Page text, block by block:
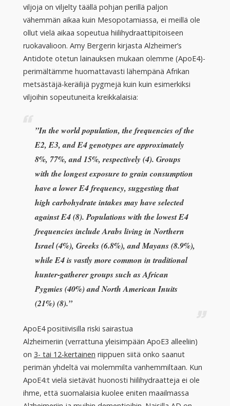
viljoja on viljelty täällä pohjan perillä paljon
vähemmän aikaa kuin Mesopotamiassa, ei meillä ole
ollut vielä aikaa sopeutua hiilihydraattipitoiseen
ruokavalioon. Amy Bergerin kirjasta Alzheimer’s
Antidote otetun lainauksen mukaan olemme (ApoE4)-
perimältämme huomattavasti lähempänä Afrikan
metsästäjä-keräilijä pygmejä kuin kuin esimerkiksi
viljoihin sopeutuneita kreikkalaisia:
”In the world population, the frequencies of the
E2, E3, and E4 genotypes are approximately
8%, 77%, and 15%, respectively (4). Groups
with the longest exposure to grain consumption
have a lower E4 frequency, suggesting that
high carbohydrate intakes may have selected
against E4 (8). Populations with the lowest E4
frequencies include Arabs living in Northern
Israel (4%), Greeks (6.8%), and Mayans (8.9%),
while E4 is vastly more common in traditional
hunter-gatherer groups such as African
Pygmies (40%) and North American Inuits
(21%) (8).”
ApoE4 positiivisilla riski sairastua
Alzheimeriin (verrattuna yleisimpään ApoE3 alleeliin)
on 3- tai 12-kertainen riippuen siitä onko saanut
perimän yhdeltä vai molemmilta vanhemmiltaan. Kun
ApoE4:t vielä sietävät huonosti hiilihydraatteja ei ole
ihme, että suomalaisia kuolee eniten maailmassa